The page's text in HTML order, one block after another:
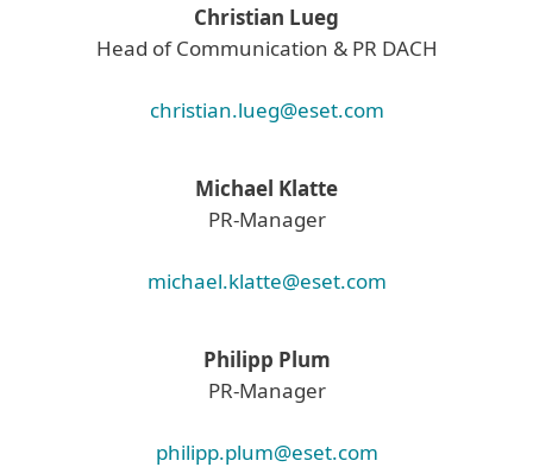
Christian Lueg
Head of Communication & PR DACH
christian.lueg@eset.com
Michael Klatte
PR-Manager
michael.klatte@eset.com
Philipp Plum
PR-Manager
philipp.plum@eset.com